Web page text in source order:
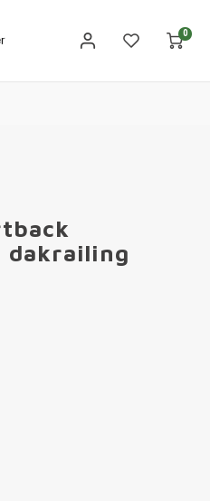
0
dakrailing